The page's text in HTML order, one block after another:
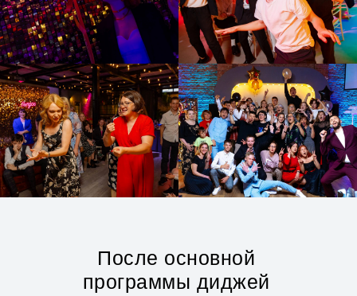
После основной
программы диджей